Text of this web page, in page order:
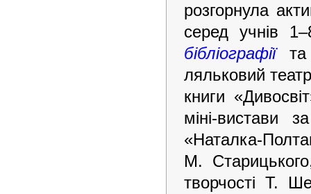
розгорнула
серед учнів
бібліографії
ляльковий
книги
міні-вистави
«Наталка-
М.
творчості Т.